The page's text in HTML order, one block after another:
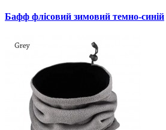
Бафф флісовий зимовий темно-синій